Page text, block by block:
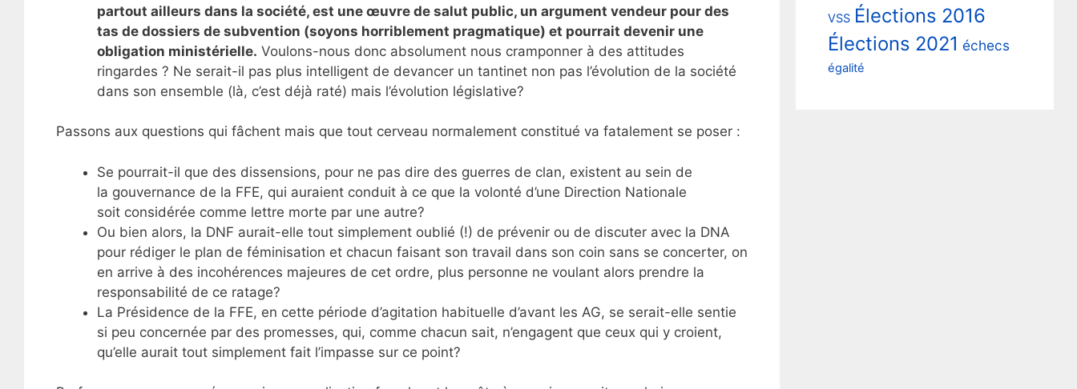
partout ailleurs dans la société, est une œuvre de salut public, un argument vendeur pour des
tas de dossiers de subvention (soyons horriblement pragmatique) et pourrait devenir une
obligation ministérielle. Voulons-nous donc absolument nous cramponner à des attitudes
ringardes ? Ne serait-il pas plus intelligent de devancer un tantinet non pas l’évolution de la société
dans son ensemble (là, c’est déjà raté) mais l’évolution législative?
Passons aux questions qui fâchent mais que tout cerveau normalement constitué va fatalement se poser :
Se pourrait-il que des dissensions, pour ne pas dire des guerres de clan, existent au sein de
la gouvernance de la FFE, qui auraient conduit à ce que la volonté d’une Direction Nationale
soit considérée comme lettre morte par une autre?
Ou bien alors, la DNF aurait-elle tout simplement oublié (!) de prévenir ou de discuter avec la DNA
pour rédiger le plan de féminisation et chacun faisant son travail dans son coin sans se concerter, on
en arrive à des incohérences majeures de cet ordre, plus personne ne voulant alors prendre la
responsabilité de ce ratage?
La Présidence de la FFE, en cette période d’agitation habituelle d’avant les AG, se serait-elle sentie
si peu concernée par des promesses, qui, comme chacun sait, n’engagent que ceux qui y croient,
qu’elle aurait tout simplement fait l’impasse sur ce point?
VSS Élections 2016
Élections 2021 échecs
égalité